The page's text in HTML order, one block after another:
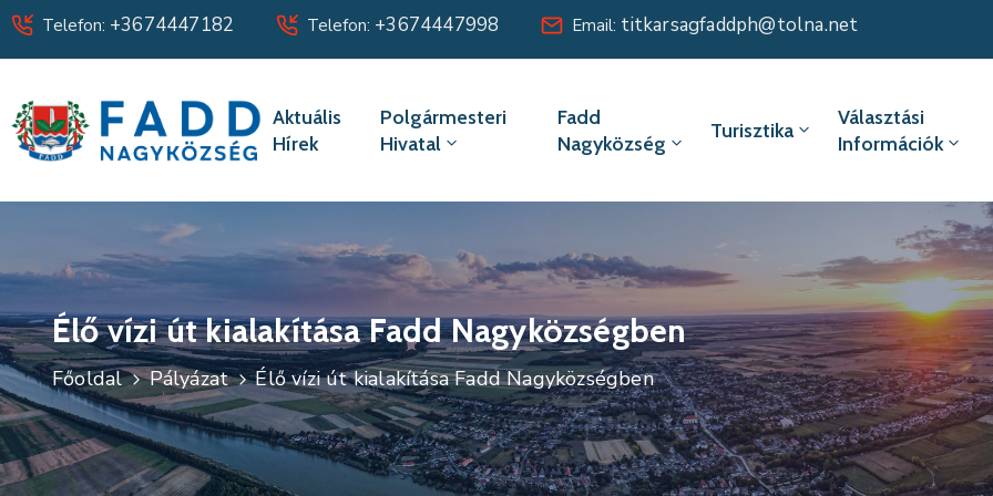
Telefon: +3674447182 Telefon: +3674447998 Email: titkarsagfaddph@tolna.net
Aktuális
Hírek
Polgármesteri
Hivatal
Fadd
Nagyközség
Turisztika
Választási
Információk
Élő vízi út kialakítása Fadd Nagyközségben
Főoldal Pályázat Élő vízi út kialakítása Fadd Nagyközségben